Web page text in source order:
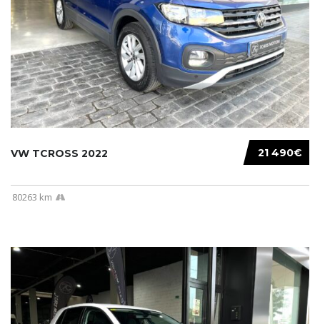
21 490€
VW TCROSS 2022
80263 km